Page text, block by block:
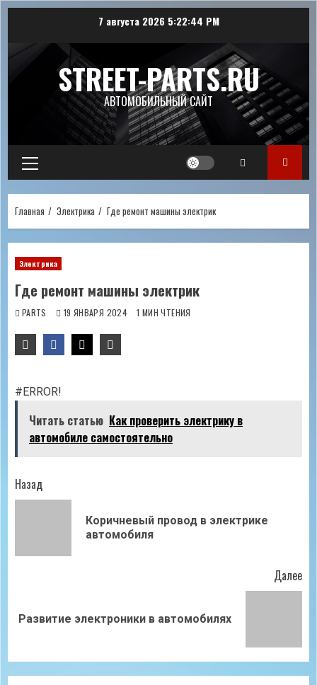
содержимому
7 августа 2026 5:22:45 PM
STREET-PARTS.RU
АВТОМОБИЛЬНЫЙ САЙТ
Основное
меню
Главная Электрика Где ремонт машины электрик
Электрика
Где ремонт машины электрик
PARTS 19 ЯНВАРЯ 2024 1 МИН ЧТЕНИЯ
#ERROR!
Читать статью Как проверить электрику в
автомобиле самостоятельно
Продолжить
Назад
Коричневый провод в электрике
автомобиля
Далее
Следующая
Развитие электроники в автомобилях